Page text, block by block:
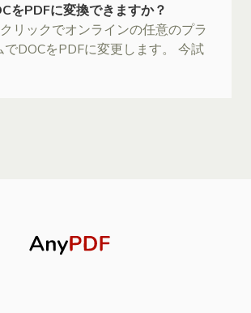
をPDFに変換できますか？
リックでオンラインの任意のプラ
でDOCをPDFに変更します。 今試